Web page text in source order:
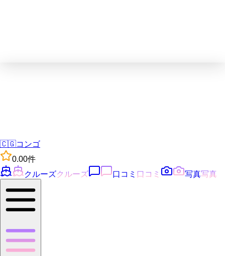
🇨🇬コンゴ
0.00件
クルーズクルーズ 口コミ 口コミ 写真写真